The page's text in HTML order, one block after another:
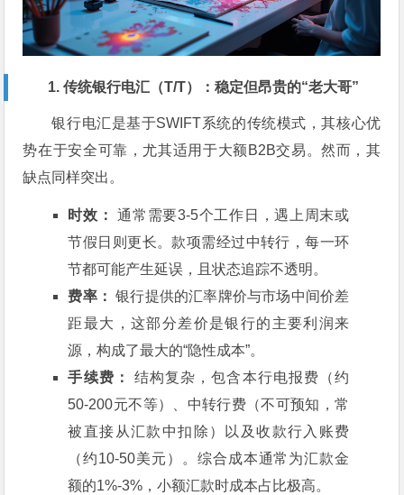
1. 传统银行电汇（T/T）：稳定但昂贵的“老大哥”
银行电汇是基于SWIFT系统的传统模式，其核心优
势在于安全可靠，尤其适用于大额B2B交易。然而，其
缺点同样突出。
时效：
通常需要3-5个工作日，遇上周末或
节假日则更长。款项需经过中转行，每一环
节都可能产生延误，且状态追踪不透明。
费率： 银行提供的汇率牌价与市场中间价差
距最大，这部分差价是银行的主要利润来
源，构成了最大的“隐性成本”。
手续费：
结构复杂，包含本行电报费（约
50-200元不等）、中转行费（不可预知，常
被直接从汇款中扣除）以及收款行入账费
（约10-50美元）。综合成本通常为汇款金
额的1%-3%，小额汇款时成本占比极高。